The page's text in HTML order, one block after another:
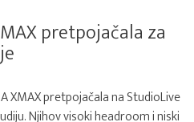
pretpojačala za
XMAX pretpojačala na StudioLive
Njihov visoki headroom i niski